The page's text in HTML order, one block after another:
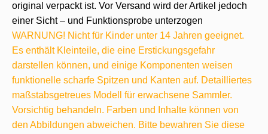
original verpackt ist. Vor Versand wird der Artikel jedoch
einer Sicht – und Funktionsprobe unterzogen
WARNUNG! Nicht für Kinder unter 14 Jahren geeignet.
Es enthält Kleinteile, die eine Erstickungsgefahr
darstellen können, und einige Komponenten weisen
funktionelle scharfe Spitzen und Kanten auf. Detailliertes
maßstabsgetreues Modell für erwachsene Sammler.
Vorsichtig behandeln. Farben und Inhalte können von
den Abbildungen abweichen. Bitte bewahren Sie diese